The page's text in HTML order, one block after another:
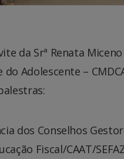
da Srª Renata
Adolescente –
dos Conselhos
Fiscal/CAAT/